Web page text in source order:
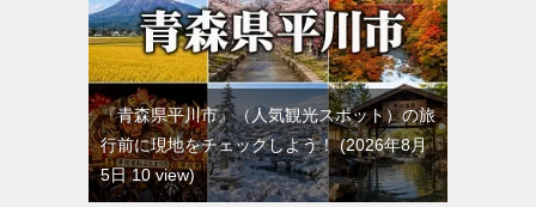
『青森県平川市』（人気観光スポット）の旅
行前に現地をチェックしよう！ 2026年8月
5日 10 view